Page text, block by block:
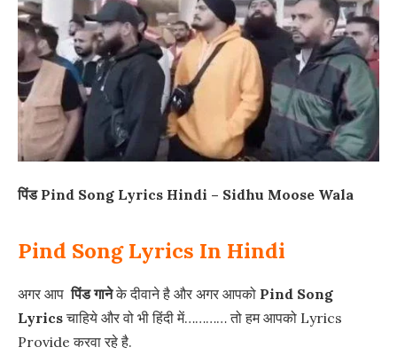
पिंड Pind Song Lyrics Hindi – Sidhu Moose Wala
Pind Song Lyrics In Hindi
अगर आप पिंड गानेके दीवाने है और अगर आपको Pind Song
Lyricsचाहिये और वो भी हिंदी में………… तो हम आपको Lyrics
Provide करवा रहे है.